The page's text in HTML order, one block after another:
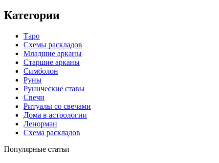
Категории
Таро
Схемы раскладов
Младшие арканы
Старшие арканы
Симболон
Руны
Рунические ставы
Свечи
Ритуалы со свечами
Дома в астрологии
Ленорман
Схема раскладов
Популярные статьи